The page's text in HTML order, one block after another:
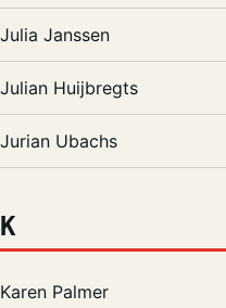
Julia Janssen
Julian Huijbregts
Jurian Ubachs
K
Karen Palmer